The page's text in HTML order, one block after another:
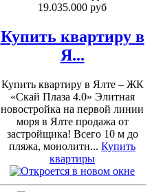
19.035.000 руб
Купить квартиру в
Я...
Купить квартиру в Ялте – ЖК
«Скай Плаза 4.0» Элитная
новостройка на первой линии
моря в Ялте продажа от
застройщика! Всего 10 м до
пляжа, монолитн... Купить
квартиры